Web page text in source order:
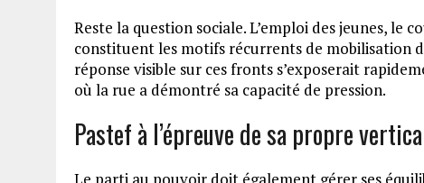
Reste la question sociale. L’emploi des jeunes, le
constituent les motifs récurrents de mobilisation
réponse visible sur ces fronts s’exposerait
où la rue a démontré sa capacité de pression.
Pastef à l’épreuve de sa propre
Le parti au pouvoir doit également gérer ses